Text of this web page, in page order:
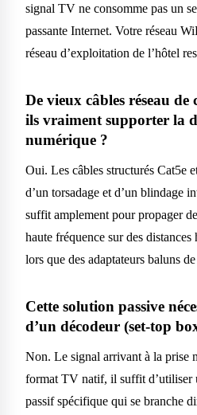
signal TV ne consomme pas un
passante Internet. Votre réseau
réseau d’exploitation de l’hôtel
De vieux câbles réseau de
ils vraiment supporter la
numérique ?
Oui. Les câbles structurés Cat5e
d’un torsadage et d’un blindage
suffit amplement pour propager
haute fréquence sur des distances
lors que des adaptateurs baluns
Cette solution passive
d’un décodeur (set-top
Non. Le signal arrivant à la prise
format TV natif, il suffit d’utiliser
passif spécifique qui se branche